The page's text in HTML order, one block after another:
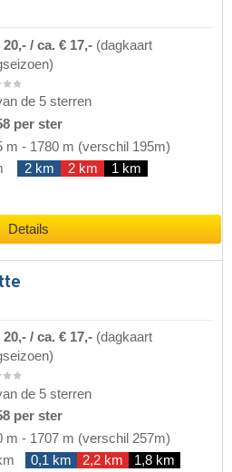
20,- / ca. € 17,- (dagkaart
de 5 sterren
per ster
m - 1780 m (verschil 195m)
2 km 2 km
1 km
Details
20,- / ca. € 17,- (dagkaart
de 5 sterren
per ster
m - 1707 m (verschil 257m)
0,1 km 2,2 km
1,8 km